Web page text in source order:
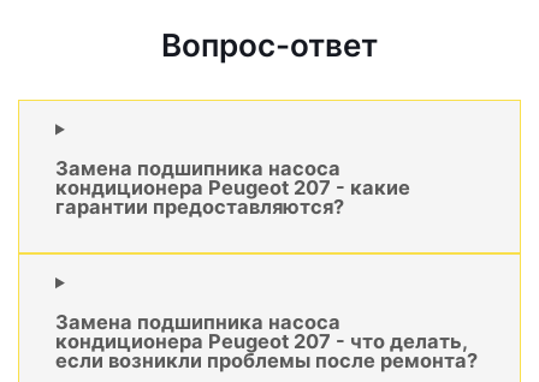
Вопрос-ответ
Замена подшипника насоса
кондиционера Peugeot 207 - какие
гарантии предоставляются?
Замена подшипника насоса
кондиционера Peugeot 207 - что делать,
если возникли проблемы после ремонта?